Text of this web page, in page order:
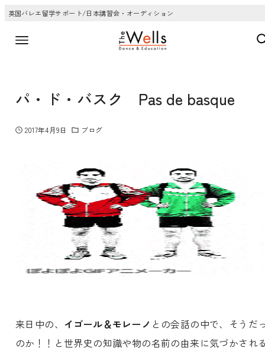
英国バレエ留学サポート/日本講習会・オーディション
パ・ド・バスク Pas de basque
2017年4月9日 ブログ
来日中の、 イゴール＆モレーノ との会話の中で、そうだ
のか！！と世界史の知識や物の名前の由来に気づかされ